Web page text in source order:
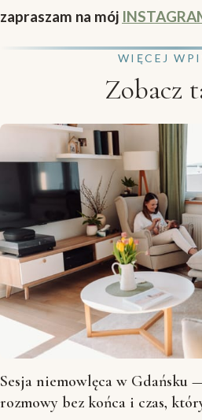
zapraszam na mój
WIĘCEJ
Zobacz
Sesja niemowlęca w Gdańsku
rozmowy bez końca i czas,